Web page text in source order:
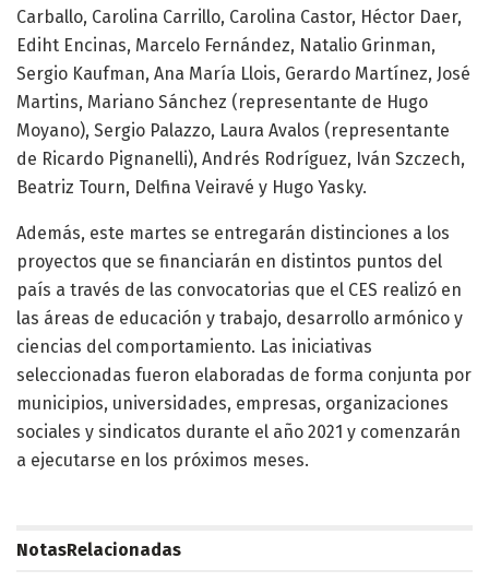
Carballo, Carolina Carrillo, Carolina Castor, Héctor Daer,
Ediht Encinas, Marcelo Fernández, Natalio Grinman,
Sergio Kaufman, Ana María Llois, Gerardo Martínez, José
Martins, Mariano Sánchez (representante de Hugo
Moyano), Sergio Palazzo, Laura Avalos (representante
de Ricardo Pignanelli), Andrés Rodríguez, Iván Szczech,
Beatriz Tourn, Delfina Veiravé y Hugo Yasky.
Además, este martes se entregarán distinciones a los
proyectos que se financiarán en distintos puntos del
país a través de las convocatorias que el CES realizó en
las áreas de educación y trabajo, desarrollo armónico y
ciencias del comportamiento. Las iniciativas
seleccionadas fueron elaboradas de forma conjunta por
municipios, universidades, empresas, organizaciones
sociales y sindicatos durante el año 2021 y comenzarán
a ejecutarse en los próximos meses.
NotasRelacionadas